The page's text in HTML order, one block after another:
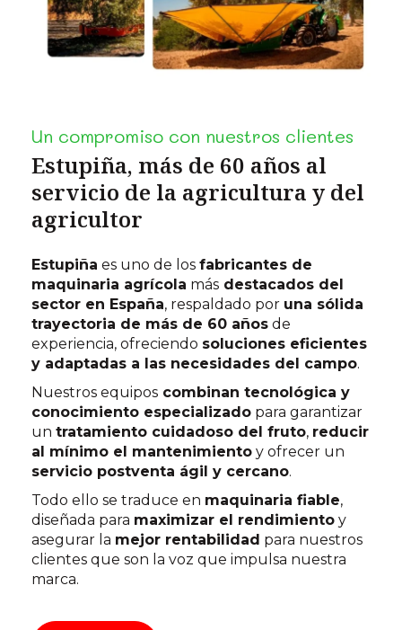
Un compromiso con nuestros clientes
Estupiña, más de 60 años al
servicio de la agricultura y del
agricultor
Estupiña es uno de los fabricantes de
maquinaria agrícola más destacados del
sector en España, respaldado por una sólida
trayectoria de más de 60 años de
experiencia, ofreciendo soluciones eficientes
y adaptadas a las necesidades del campo.
Nuestros equipos combinan tecnológica y
conocimiento especializado para garantizar
un tratamiento cuidadoso del fruto, reducir
al mínimo el mantenimiento y ofrecer un
servicio postventa ágil y cercano.
Todo ello se traduce en maquinaria fiable,
diseñada para maximizar el rendimiento y
asegurar la mejor rentabilidad para nuestros
clientes que son la voz que impulsa nuestra
marca.